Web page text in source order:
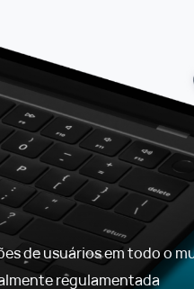
de usuários em todo o
regulamentada